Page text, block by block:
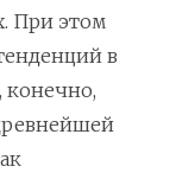
При этом
в
конечно,